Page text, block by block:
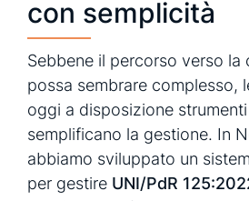
con semplicità
Sebbene il percorso verso la
possa sembrare complesso,
oggi a disposizione
semplificano la gestione. In
abbiamo sviluppato un
per gestire UNI/PdR